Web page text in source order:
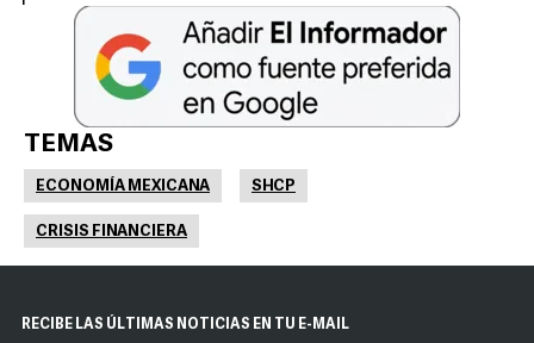
TEMAS
ECONOMÍA MEXICANA SHCP
CRISIS FINANCIERA
RECIBE LAS ÚLTIMAS NOTICIAS EN TU E-MAIL